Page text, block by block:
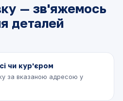
— зв'яжемось
деталей
чи кур'єром
за вказаною адресою у